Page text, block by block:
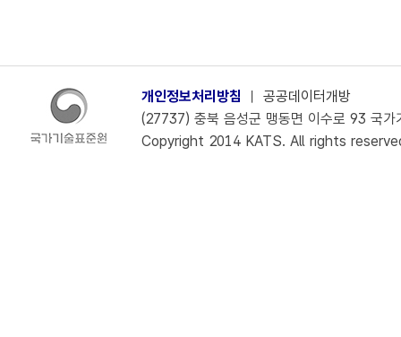
개인정보처리방침 ㅣ 공공데이터개방
(27737) 충북 음성군 맹동면 이수로 93 국
Copyright 2014 KATS. All rights